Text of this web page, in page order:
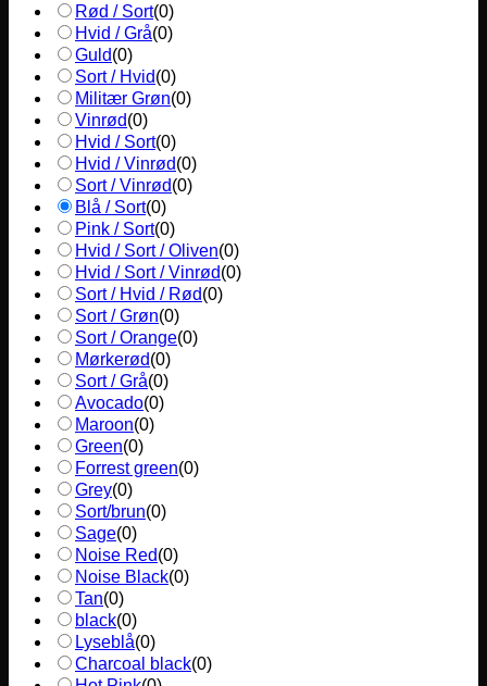
Rød / Sort(0)
Hvid / Grå(0)
Guld(0)
Sort / Hvid(0)
Militær Grøn(0)
Vinrød(0)
Hvid / Sort(0)
Hvid / Vinrød(0)
Sort / Vinrød(0)
Blå / Sort(0)
Pink / Sort(0)
Hvid / Sort / Oliven(0)
Hvid / Sort / Vinrød(0)
Sort / Hvid / Rød(0)
Sort / Grøn(0)
Sort / Orange(0)
Mørkerød(0)
Sort / Grå(0)
Avocado(0)
Maroon(0)
Green(0)
Forrest green(0)
Grey(0)
Sort/brun(0)
Sage(0)
Noise Red(0)
Noise Black(0)
Tan(0)
black(0)
Lyseblå(0)
Charcoal black(0)